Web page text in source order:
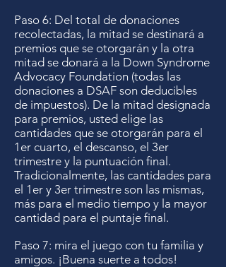
Paso 6: Del total de donaciones
recolectadas, la mitad se destinará a
premios que se otorgarán y la otra
mitad se donará a la Down Syndrome
Advocacy Foundation (todas las
donaciones a DSAF son deducibles
de impuestos). De la mitad designada
para premios, usted elige las
cantidades que se otorgarán para el
1er cuarto, el descanso, el 3er
trimestre y la puntuación final.
Tradicionalmente, las cantidades para
el 1er y 3er trimestre son las mismas,
más para el medio tiempo y la mayor
cantidad para el puntaje final.
Paso 7: mira el juego con tu familia y
amigos. ¡Buena suerte a todos!